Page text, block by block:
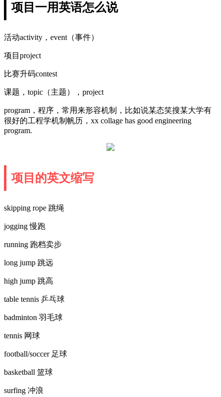
项目一用英语怎么说
活动activity，event（事件）
项目project
比赛升码contest
课题，topic（主题），project
program，程序，常用来形容机制，比如说某态笑搜某大学有
很好的工程学机制帆历，xx collage has good engineering
program.
项目的英文缩写
skipping rope 跳绳
jogging 慢跑
running 跑档卖步
long jump 跳远
high jump 跳高
table tennis 乒乓球
badminton 羽毛球
tennis 网球
football/soccer 足球
basketball 篮球
surfing 冲浪